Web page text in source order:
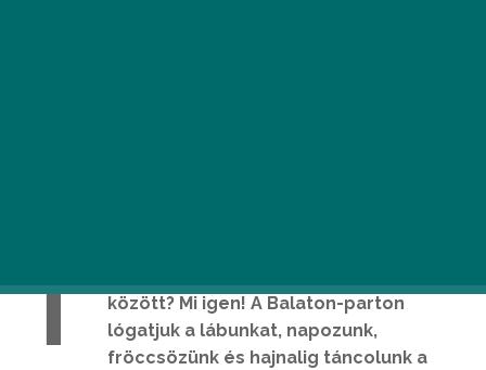
T
között? Mi igen! A Balaton-parton
lógatjuk a lábunkat, napozunk,
fröccsözünk és hajnalig táncolunk a